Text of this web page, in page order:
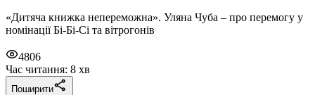
«Дитяча книжка непереможна». Уляна Чуба – про перемогу у
номінації Бі-Бі-Сі та вітрогонів
4806
Час читання: 8 хв
Поширити